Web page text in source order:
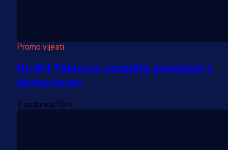
Promo vijesti
Uz BH Telecom ostanite povezani s
domovinom
1 sedmica 10 h